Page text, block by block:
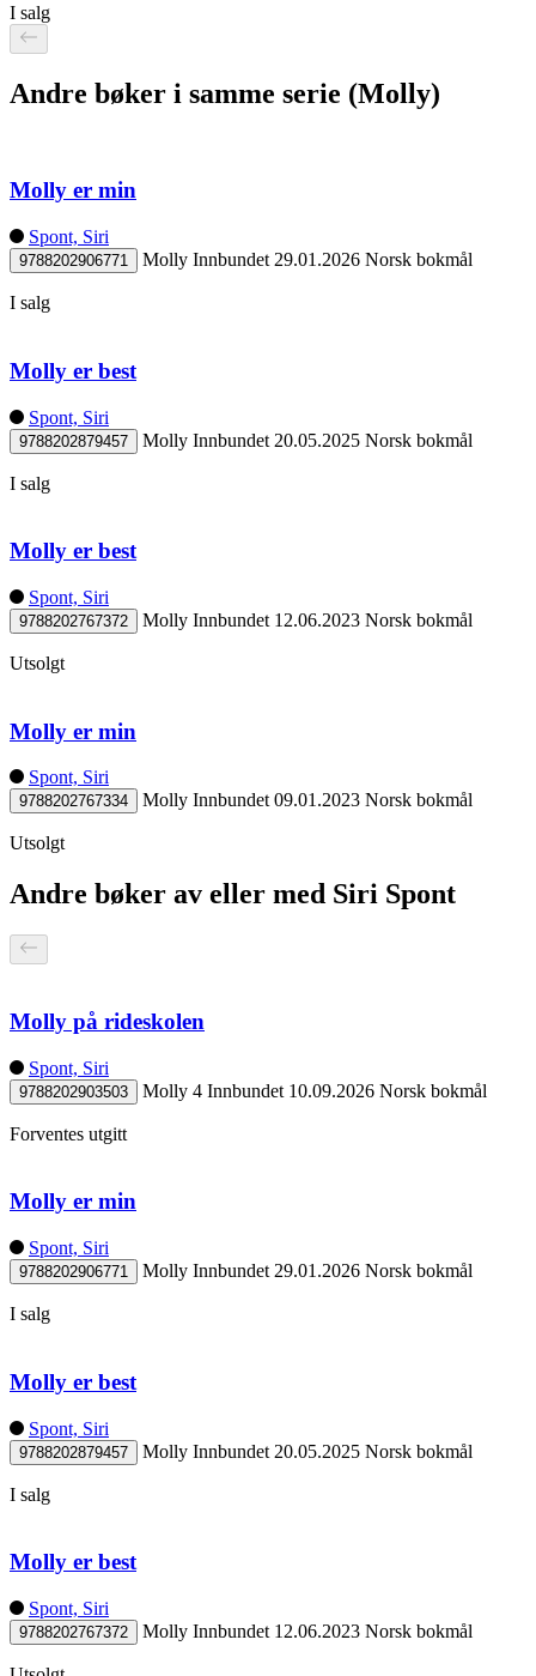
I salg
Andre bøker i samme serie (Molly)
Molly er min
Spont, Siri
9788202906771 Molly Innbundet 29.01.2026 Norsk bokmål
I salg
Molly er best
Spont, Siri
9788202879457 Molly Innbundet 20.05.2025 Norsk bokmål
I salg
Molly er best
Spont, Siri
9788202767372 Molly Innbundet 12.06.2023 Norsk bokmål
Utsolgt
Molly er min
Spont, Siri
9788202767334 Molly Innbundet 09.01.2023 Norsk bokmål
Utsolgt
Andre bøker av eller med Siri Spont
Molly på rideskolen
Spont, Siri
9788202903503 Molly 4 Innbundet 10.09.2026 Norsk bokmål
Forventes utgitt
Molly er min
Spont, Siri
9788202906771 Molly Innbundet 29.01.2026 Norsk bokmål
I salg
Molly er best
Spont, Siri
9788202879457 Molly Innbundet 20.05.2025 Norsk bokmål
I salg
Molly er best
Spont, Siri
9788202767372 Molly Innbundet 12.06.2023 Norsk bokmål